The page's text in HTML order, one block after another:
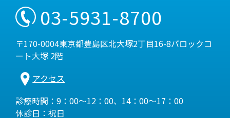
03-5931-8700
〒170-0004東京都豊島区北大塚2丁目16-8バロックコ
ート大塚 2階
アクセス
診療時間：9：00～12：00、14：00～17：00
休診日：祝日